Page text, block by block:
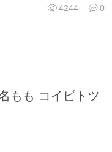
4244
0
もも コイビトツ